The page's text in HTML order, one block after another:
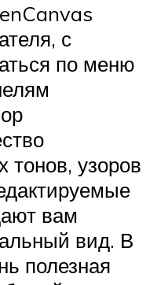
с
по меню
тонов, узоров
вам
вид. В
полезная